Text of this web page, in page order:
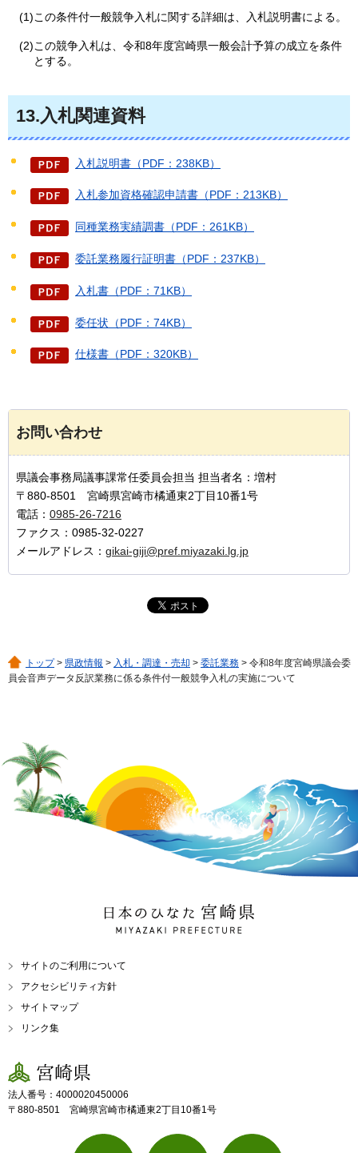
(1)この条件付一般競争入札に関する詳細は、入札説明書による。
(2)この競争入札は、令和8年度宮崎県一般会計予算の成立を条件
とする。
13.入札関連資料
入札説明書（PDF：238KB）
入札参加資格確認申請書（PDF：213KB）
同種業務実績調書（PDF：261KB）
委託業務履行証明書（PDF：237KB）
入札書（PDF：71KB）
委任状（PDF：74KB）
仕様書（PDF：320KB）
お問い合わせ
県議会事務局議事課常任委員会担当 担当者名：増村
〒880-8501 宮崎県宮崎市橘通東2丁目10番1号
電話： 0985-26-7216
ファクス：0985-32-0227
メールアドレス： gikai-giji@pref.miyazaki.lg.jp
トップ> 県政情報 > 入札・調達・売却 > 委託業務 > 令和8年度宮崎県議会委
員会音声データ反訳業務に係る条件付一般競争入札の実施について
日本のひなた 宮崎県
MIYAZAKI PREFECTURE
サイトのご利用について
アクセシビリティ方針
サイトマップ
リンク集
宮崎県
法人番号：4000020450006
〒880-8501 宮崎県宮崎市橘通東2丁目10番1号